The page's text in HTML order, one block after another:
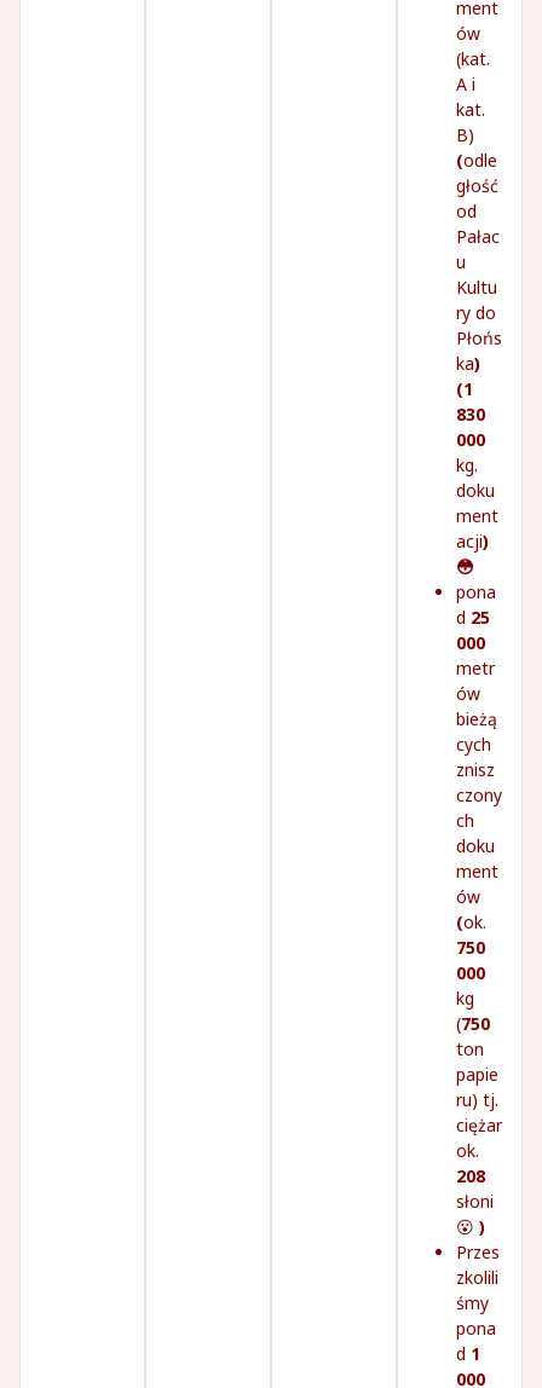
ment
ów
(kat.
A i
kat.
B)
(odle
głość
od
Pałac
u
Kultu
ry do
Płońs
ka)
(1
830
000
kg.
doku
ment
acji)
😳
pona
d 25
000
metr
ów
bieżą
cych
znisz
czony
ch
doku
ment
ów
(ok.
750
000
kg
(750
ton
papie
ru) tj.
ciężar
ok.
208
słoni
😮 )
Przes
zkolili
śmy
pona
d 1
000